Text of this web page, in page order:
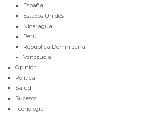
España
Estados Unidos
Nicaragua
Perú
República Dominicana
Venezuela
Opinión
Política
Salud
Sucesos
Tecnología